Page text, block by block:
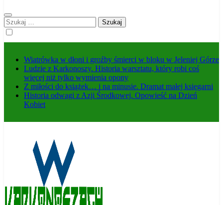
Szukaj:
Wiatrówka w dłoni i groźby śmierci w bloku w Jeleniej Górze
Ludzie z Karkonoszy. Historia warsztatu, który robi coś
więcej niż tylko wymienia opony
Z miłości do książek… i na minusie. Dramat małej księgarni
Historia odwagi z Azji Środkowej. Opowieść na Dzień
Kobiet